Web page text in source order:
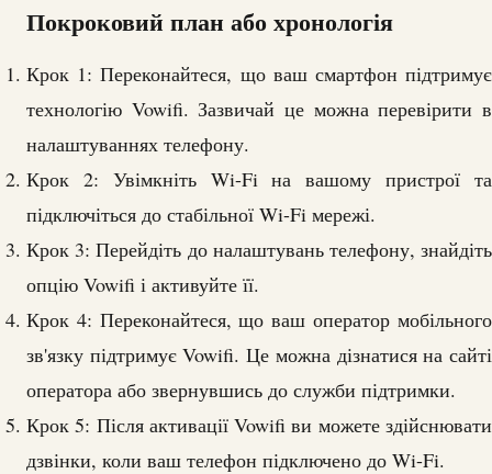
Покроковий план або хронологія
Крок 1: Переконайтеся, що ваш смартфон підтримує
технологію Vowifi. Зазвичай це можна перевірити в
налаштуваннях телефону.
Крок 2: Увімкніть Wi-Fi на вашому пристрої та
підключіться до стабільної Wi-Fi мережі.
Крок 3: Перейдіть до налаштувань телефону, знайдіть
опцію Vowifi і активуйте її.
Крок 4: Переконайтеся, що ваш оператор мобільного
зв'язку підтримує Vowifi. Це можна дізнатися на сайті
оператора або звернувшись до служби підтримки.
Крок 5: Після активації Vowifi ви можете здійснювати
дзвінки, коли ваш телефон підключено до Wi-Fi.